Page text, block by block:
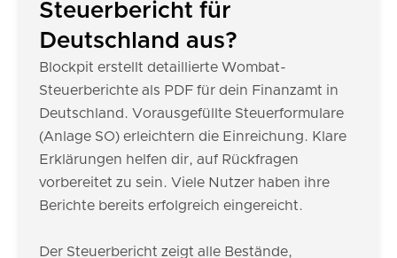
Steuerbericht für
Deutschland aus?
Blockpit erstellt detaillierte Wombat-
Steuerberichte als PDF für dein Finanzamt in
Deutschland. Vorausgefüllte Steuerformulare
(Anlage SO) erleichtern die Einreichung. Klare
Erklärungen helfen dir, auf Rückfragen
vorbereitet zu sein. Viele Nutzer haben ihre
Berichte bereits erfolgreich eingereicht.
Der Steuerbericht zeigt alle Bestände,